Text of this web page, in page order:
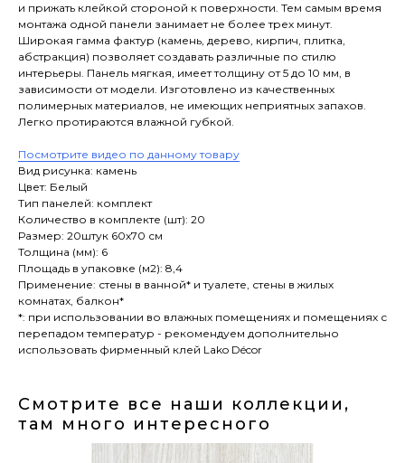
и прижать клейкой стороной к поверхности. Тем самым время
монтажа одной панели занимает не более трех минут.
Широкая гамма фактур (камень, дерево, кирпич, плитка,
абстракция) позволяет создавать различные по стилю
интерьеры. Панель мягкая, имеет толщину от 5 до 10 мм, в
зависимости от модели. Изготовлено из качественных
полимерных материалов, не имеющих неприятных запахов.
Легко протираются влажной губкой.
Посмотрите видео по данному товару
Вид рисунка: камень
Цвет: Белый
Тип панелей: комплект
Количество в комплекте (шт): 20
Размер: 20штук 60х70 см
Толщина (мм): 6
Площадь в упаковке (м2): 8,4
Применение: стены в ванной* и туалете, стены в жилых
комнатах, балкон*
*: при использовании во влажных помещениях и помещениях с
перепадом температур - рекомендуем дополнительно
использовать фирменный клей Lako Décor
Смотрите все наши коллекции,
там много интересного